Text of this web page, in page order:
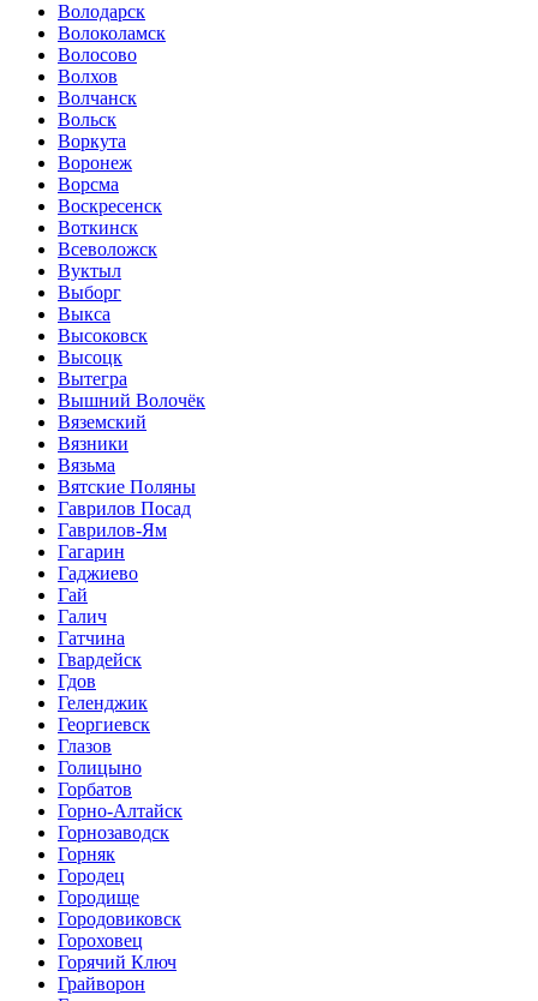
Володарск
Волоколамск
Волосово
Волхов
Волчанск
Вольск
Воркута
Воронеж
Ворсма
Воскресенск
Воткинск
Всеволожск
Вуктыл
Выборг
Выкса
Высоковск
Высоцк
Вытегра
Вышний Волочёк
Вяземский
Вязники
Вязьма
Вятские Поляны
Гаврилов Посад
Гаврилов-Ям
Гагарин
Гаджиево
Гай
Галич
Гатчина
Гвардейск
Гдов
Геленджик
Георгиевск
Глазов
Голицыно
Горбатов
Горно-Алтайск
Горнозаводск
Горняк
Городец
Городище
Городовиковск
Гороховец
Горячий Ключ
Грайворон